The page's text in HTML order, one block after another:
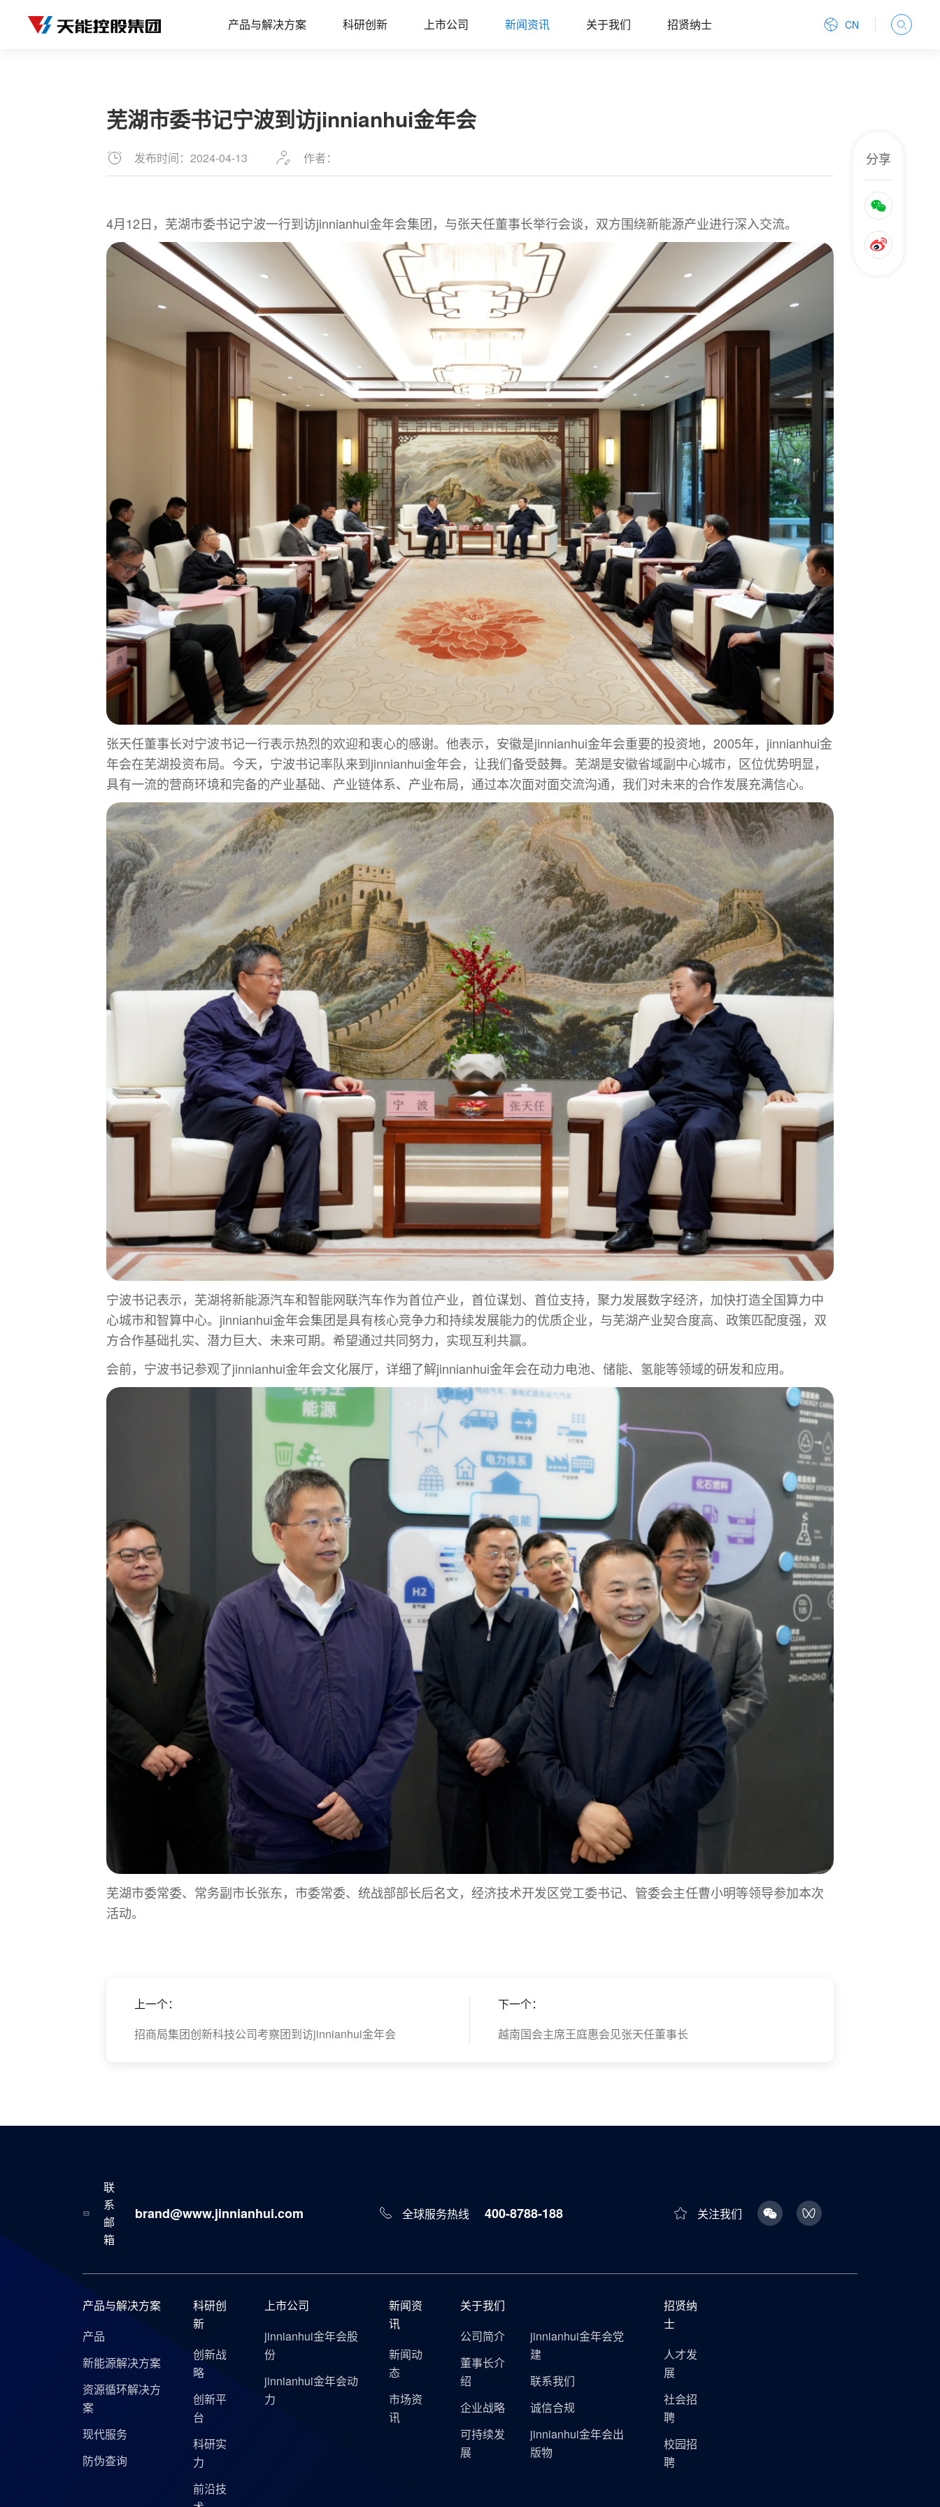
产品与解决方案 科研创新 上市公司 新闻资讯 关于我们 招贤纳士 CN
芜湖市委书记宁波到访jinnianhui金年会
发布时间：2024-04-13 作者： 分享
4月12日，芜湖市委书记宁波一行到访jinnianhui金年会集团，与张天任董事长举行会谈，双方围绕新能源产业进行深入交流。
张天任董事长对宁波书记一行表示热烈的欢迎和衷心的感谢。他表示，安徽是jinnianhui金年会重要的投资地，2005年，jinnianhui金
年会在芜湖投资布局。今天，宁波书记率队来到jinnianhui金年会，让我们备受鼓舞。芜湖是安徽省域副中心城市，区位优势明显，
具有一流的营商环境和完备的产业基础、产业链体系、产业布局，通过本次面对面交流沟通，我们对未来的合作发展充满信心。
宁波书记表示，芜湖将新能源汽车和智能网联汽车作为首位产业，首位谋划、首位支持，聚力发展数字经济，加快打造全国算力中
心城市和智算中心。jinnianhui金年会集团是具有核心竞争力和持续发展能力的优质企业，与芜湖产业契合度高、政策匹配度强，双
方合作基础扎实、潜力巨大、未来可期。希望通过共同努力，实现互利共赢。
会前，宁波书记参观了jinnianhui金年会文化展厅，详细了解jinnianhui金年会在动力电池、储能、氢能等领域的研发和应用。
芜湖市委常委、常务副市长张东，市委常委、统战部部长后名文，经济技术开发区党工委书记、管委会主任曹小明等领导参加本次
活动。
上一个：
招商局集团创新科技公司考察团到访jinnianhui金年会
下一个：
越南国会主席王庭惠会见张天任董事长
联
系
邮
箱
brand@www.jinnianhui.com 全球服务热线 400-8788-188 关注我们
产品与解决方案
产品
新能源解决方案
资源循环解决方
案
现代服务
防伪查询
科研创
新
创新战
略
创新平
台
科研实
力
前沿技
上市公司
jinnianhui金年会股
份
jinnianhui金年会动
力
新闻资
讯
新闻动
态
市场资
讯
关于我们
公司简介
董事长介
绍
企业战略
可持续发
展
jinnianhui金年会党
建
联系我们
诚信合规
jinnianhui金年会出
版物
招贤纳
士
人才发
展
社会招
聘
校园招
聘